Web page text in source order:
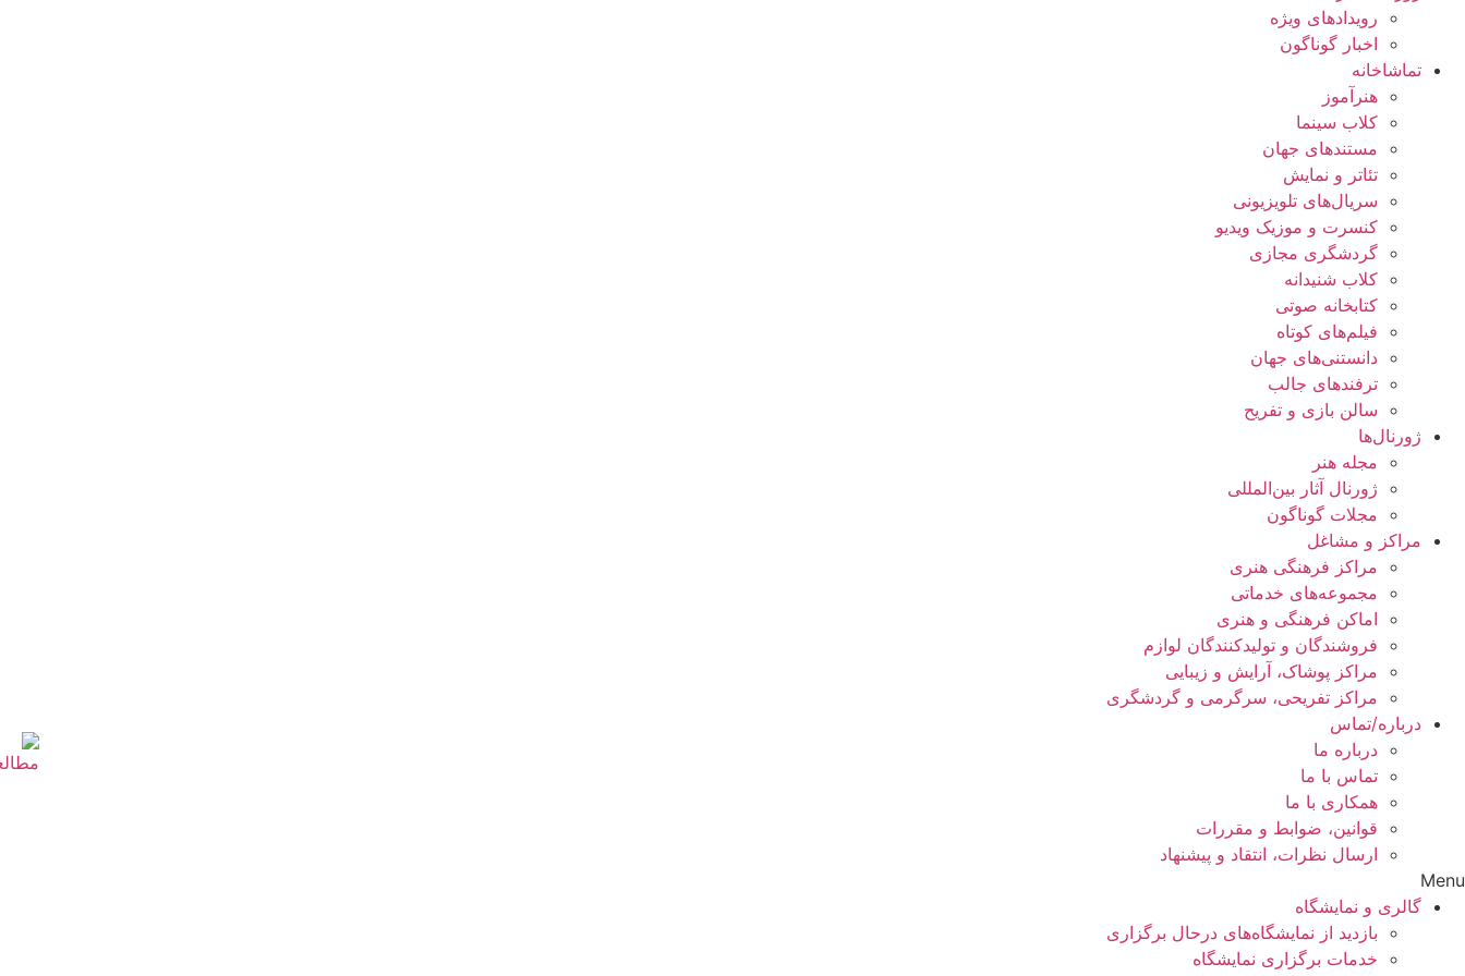
رویدادهای ویژه
اخبار گوناگون
تماشاخانه
هنرآموز
کلاب سینما
مستندهای جهان
تئاتر و نمایش
سریال‌های تلویزیونی
کنسرت و موزیک ویدیو
گردشگری مجازی
کلاب شنیدانه
کتابخانه صوتی
فیلم‌های کوتاه
دانستنی‌های جهان
ترفندهای جالب
سالن بازی و تفریح
ژورنال‌ها
مجله هنر
ژورنال آثار بین‌المللی
مجلات گوناگون
مراکز و مشاغل
مراکز فرهنگی هنری
مجموعه‌های خدماتی
اماکن فرهنگی و هنری
فروشندگان و تولیدکنندگان لوازم
مراکز پوشاک، آرایش و زیبایی
مراکز تفریحی، سرگرمی و گردشگری
درباره/تماس
درباره ما
تماس با ما
همکاری با ما
قوانین، ضوابط و مقررات
ارسال نظرات، انتقاد و پیشنهاد
Menu
گالری و نمایشگاه
بازدید از نمایشگاه‌های درحال برگزاری
خدمات برگزاری نمایشگاه